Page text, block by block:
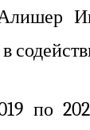
в
по